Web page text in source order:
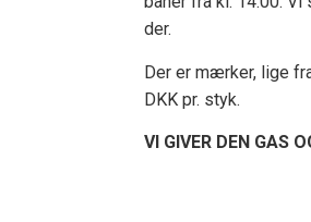
der.
Der er mærker, lige
DKK pr. styk.
VI GIVER DEN GAS